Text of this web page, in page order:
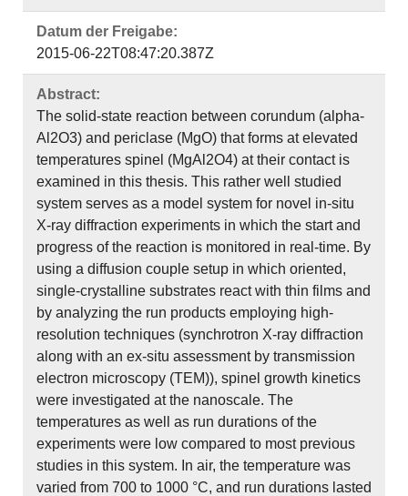
Datum der Freigabe:
2015-06-22T08:47:20.387Z
Abstract:
The solid-state reaction between corundum (alpha-
Al2O3) and periclase (MgO) that forms at elevated
temperatures spinel (MgAl2O4) at their contact is
examined in this thesis. This rather well studied
system serves as a model system for novel in-situ
X-ray diffraction experiments in which the start and
progress of the reaction is monitored in real-time. By
using a diffusion couple setup in which oriented,
single-crystalline substrates react with thin films and
by analyzing the run products employing high-
resolution techniques (synchrotron X-ray diffraction
along with an ex-situ assessment by transmission
electron microscopy (TEM)), spinel growth kinetics
were investigated at the nanoscale. The
temperatures as well as run durations of the
experiments were low compared to most previous
studies in this system. In air, the temperature was
varied from 700 to 1000 °C, and run durations lasted